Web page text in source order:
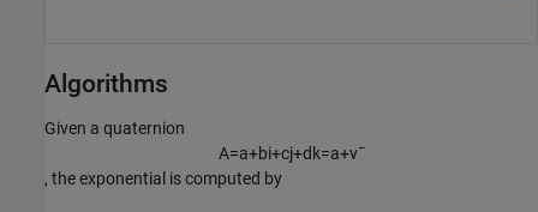
Algorithms
Given a quaternion
A=a+bi+cj+dk=a+v¯
, the exponential is computed by